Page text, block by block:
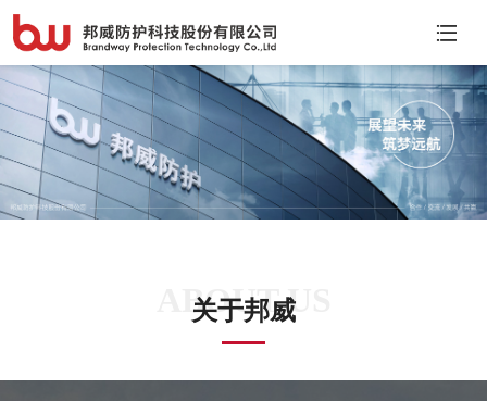
ABOUT US
关于邦威